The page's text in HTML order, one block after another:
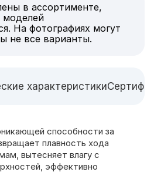
в ассортименте,
моделей
На фотографиях могут
не все варианты.
характеристики
способности за
плавность хода
вытесняет влагу с
эффективно